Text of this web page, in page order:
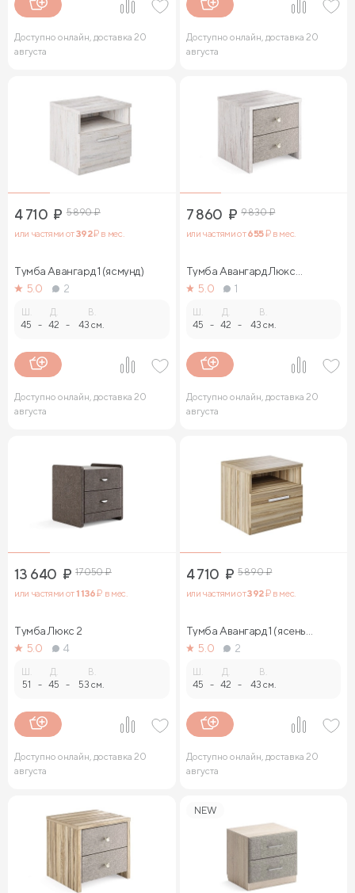
Доступно онлайн, доставка 20
августа
Доступно онлайн, доставка 20
августа
4 710 ₽ 5 890₽
или частями от392₽ в мес.
Тумба Авангард 1 (ясмунд)
5.0
2
45 -
Д.
42 -
В.
43 см.
Доступно онлайн, доставка 20
августа
7 860 ₽ 9 830₽
или частями от655₽ в мес.
Тумба Авангард Люкс
(ясмунд)
5.0 1
45 -
Д.
42 -
В.
43 см.
Доступно онлайн, доставка 20
августа
13 640 ₽ 17 050₽
или частями от1 136₽ в мес.
Тумба Люкс 2
5.0
4
51 -
Д.
45 -
В.
53 см.
Доступно онлайн, доставка 20
августа
4 710 ₽ 5 890₽
или частями от392₽ в мес.
Тумба Авангард 1 (ясень
ориноко)
5.0 2
45 -
Д.
42 -
В.
43 см.
Доступно онлайн, доставка 20
августа
NEW